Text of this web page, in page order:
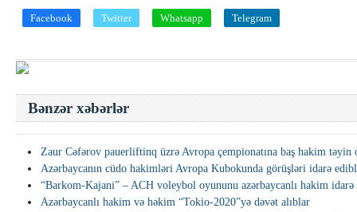
Facebook Twitter Whatsapp Telegram
Bənzər xəbərlər
Zaur Cəfərov pauerliftinq üzrə Avropa çempionatına baş hakim təyin
Azərbaycanın cüdo hakimləri Avropa Kubokunda görüşləri idarə
“Barkom-Kajani” – ACH voleybol oyununu azərbaycanlı hakim idarə
Azərbaycanlı hakim və həkim “Tokio-2020”yə dəvət alıblar